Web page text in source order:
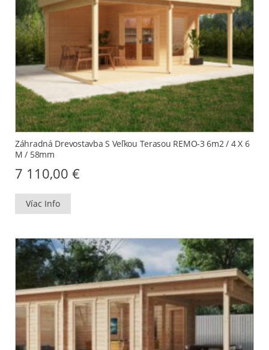
Záhradná Drevostavba S Veľkou Terasou REMO-3 6m2 / 4 X 6
M / 58mm
7 110,00 €
Víac Info